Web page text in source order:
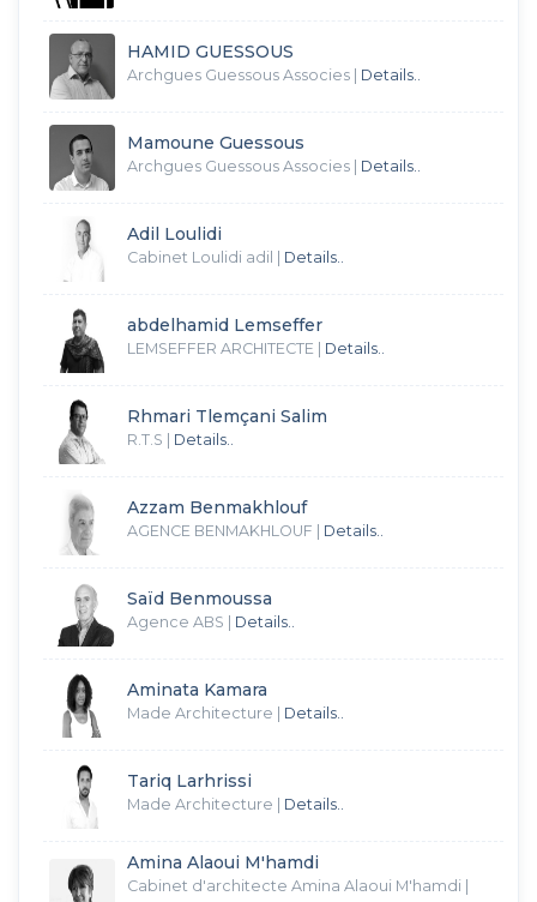
HAMID GUESSOUS
Archgues Guessous Associes Details..
Mamoune Guessous
Archgues Guessous Associes Details..
Adil Loulidi
Cabinet Loulidi adil Details..
abdelhamid Lemseffer
LEMSEFFER ARCHITECTE Details..
Rhmari Tlemçani Salim
R.T.S Details..
Azzam Benmakhlouf
AGENCE BENMAKHLOUF Details..
Saïd Benmoussa
Agence ABS Details..
Aminata Kamara
Made Architecture Details..
Tariq Larhrissi
Made Architecture Details..
Amina Alaoui M'hamdi
Cabinet d'architecte Amina Alaoui M'hamdi